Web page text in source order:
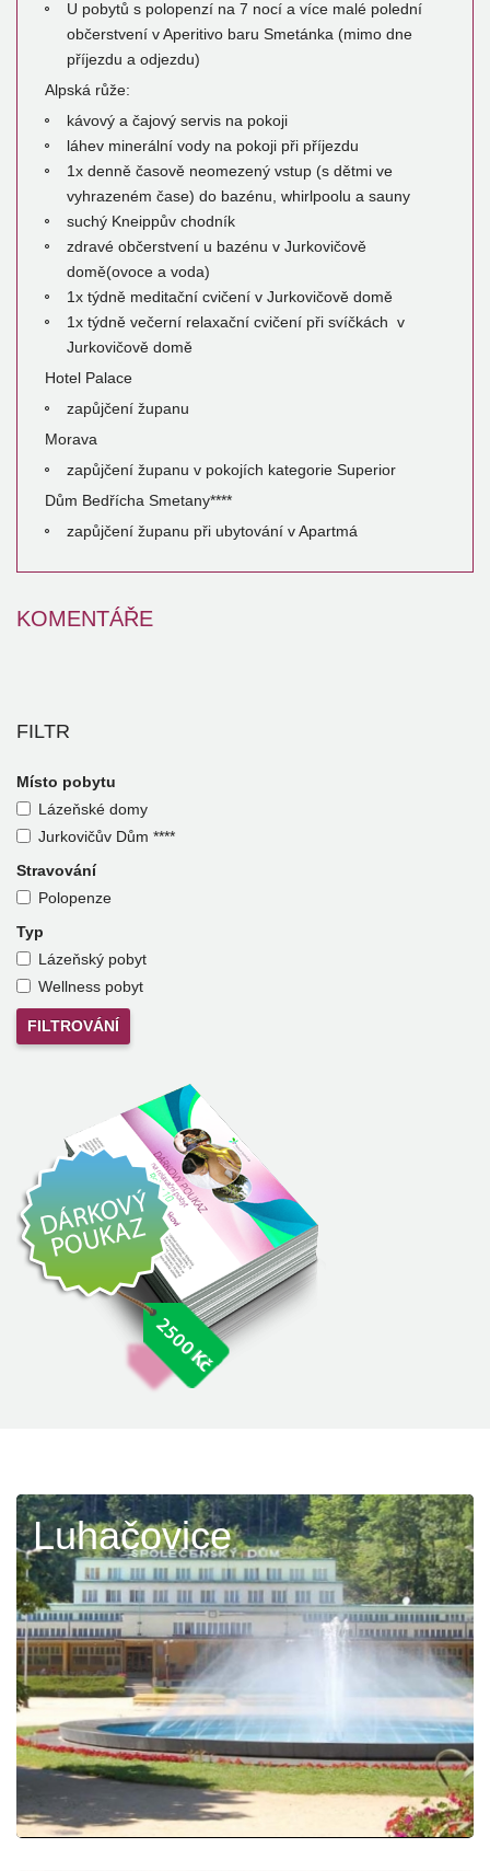
U pobytů s polopenzí na 7 nocí a více malé polední
občerstvení v Aperitivo baru Smetánka (mimo dne
příjezdu a odjezdu)
Alpská růže:
kávový a čajový servis na pokoji
láhev minerální vody na pokoji při příjezdu
1x denně časově neomezený vstup (s dětmi ve
vyhrazeném čase) do bazénu, whirlpoolu a sauny
suchý Kneippův chodník
zdravé občerstvení u bazénu v Jurkovičově
domě(ovoce a voda)
1x týdně meditační cvičení v Jurkovičově domě
1x týdně večerní relaxační cvičení při svíčkách v
Jurkovičově domě
Hotel Palace
zapůjčení županu
Morava
zapůjčení županu v pokojích kategorie Superior
Dům Bedřícha Smetany****
zapůjčení županu při ubytování v Apartmá
KOMENTÁŘE
FILTR
Místo pobytu
Lázeňské domy
Jurkovičův Dům ****
Stravování
Polopenze
Typ
Lázeňský pobyt
Wellness pobyt
Luhačovice